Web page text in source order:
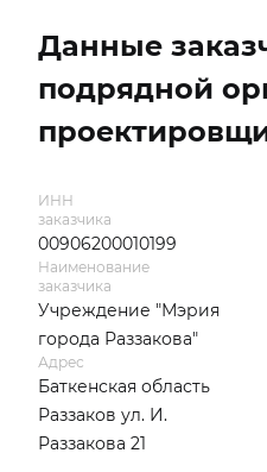
Данные
подрядной
ИНН
заказчика
00906200010199
Наименование
заказчика
Учреждение "Мэрия
города Раззакова"
Адрес
Баткенская область
Раззаков ул. И.
Раззакова 21